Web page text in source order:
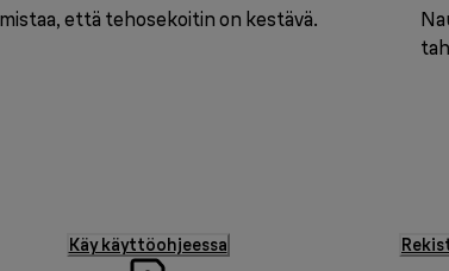
että tehosekoitin on kestävä.
Käy käyttöohjeessa